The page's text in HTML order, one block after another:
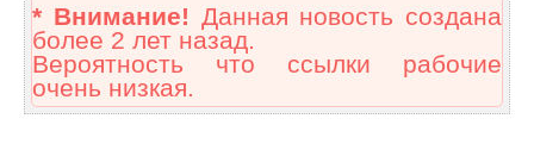
* Внимание! Данная новость создана
более 2 лет назад.
Вероятность что ссылки рабочие
очень низкая.